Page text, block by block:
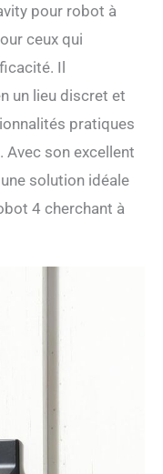
pour robot à
ceux qui
Il
un lieu discret et
pratiques
Avec son excellent
solution idéale
4 cherchant à